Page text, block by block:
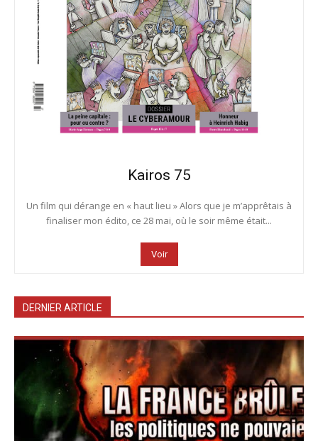
Kairos 75
Un film qui dérange en « haut lieu » Alors que je m’apprêtais à
finaliser mon édito, ce 28 mai, où le soir même était...
Voir
DERNIER ARTICLE